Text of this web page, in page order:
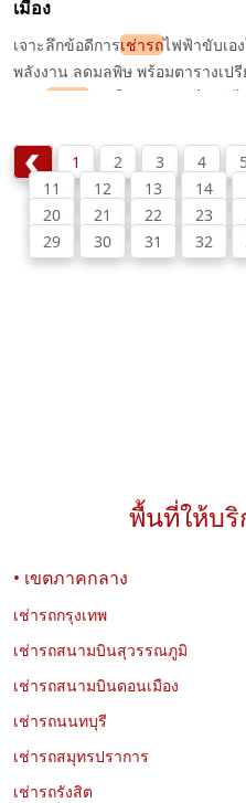
เมือง
เจาะลึกข้อดีการเช่ารถไฟฟ้าขับเอ
พลังงาน ลดมลพิษ พร้อมตารางเป
เช่ารถ EV ให้เหมาะกับไลฟ์สไ
1 2 3 4
11
12 13 14
20
21 22 23
29
30 31 32
พื้นที่ให้บริ
• เขตภาคกลาง
เช่ารถกรุงเทพ
เช่ารถสนามบินสุวรรณภูมิ
เช่ารถสนามบินดอนเมือง
เช่ารถนนทบุรี
เช่ารถสมุทรปราการ
เช่ารถรังสิต